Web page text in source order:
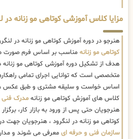
مزایا کلاس آموزشی کوتاهی مو زنانه در
هنرجو در دوره آموزش کوتاهی مو زنانه در
کوتاهی مو زنانه مناسب بر اساس فرم صورت
هدف از تشکیل دوره آموزشی کوتاهی مو زنانه
متخصصی است که توانایی اجرای تمامی
اساس خواست و سلیقه مشتری و طبق عکس
کلاس های آموزش کوتاهی مو زنانه مدرک فنی
هنرجویان حتی پس از ورود به بازار کار،
کوتاهی مو زنانه در لنگرود ، هنرجویان
سازمان فنی و حرفه ای معرفی می شوند و